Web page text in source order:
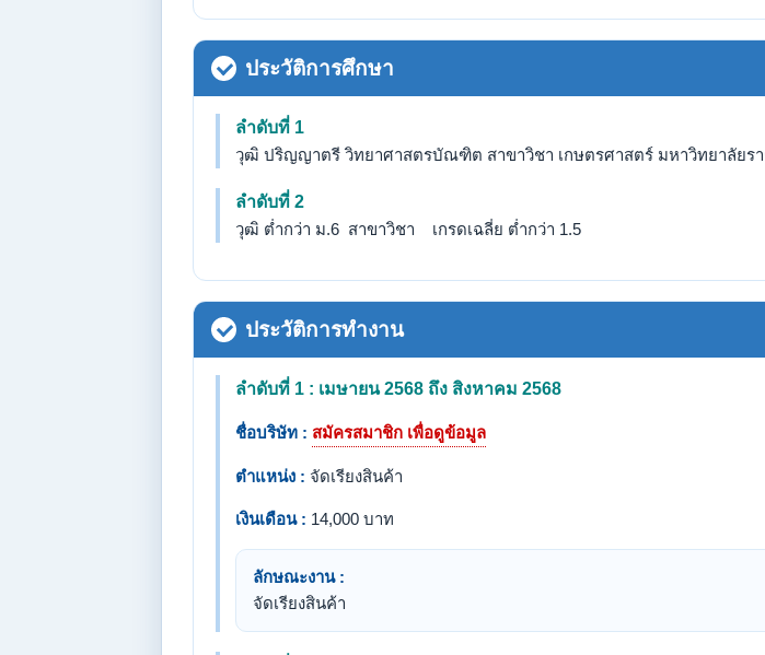
ประวัติการศึกษา
ลำดับที่ 1
วุฒิ ปริญญาตรี วิทยาศาสตรบัณฑิต สาขาวิชา เกษตรศาสตร์ มหาวิทยาลัยรา
ลำดับที่ 2
วุฒิ ต่ำกว่า ม.6 สาขาวิชา เกรดเฉลี่ย ต่ำกว่า 1.5
ประวัติการทำงาน
ลำดับที่ 1 : เมษายน 2568 ถึง สิงหาคม 2568
ชื่อบริษัท : สมัครสมาชิก เพื่อดูข้อมูล
ตำแหน่ง : จัดเรียงสินค้า
เงินเดือน : 14,000 บาท
ลักษณะงาน :
จัดเรียงสินค้า